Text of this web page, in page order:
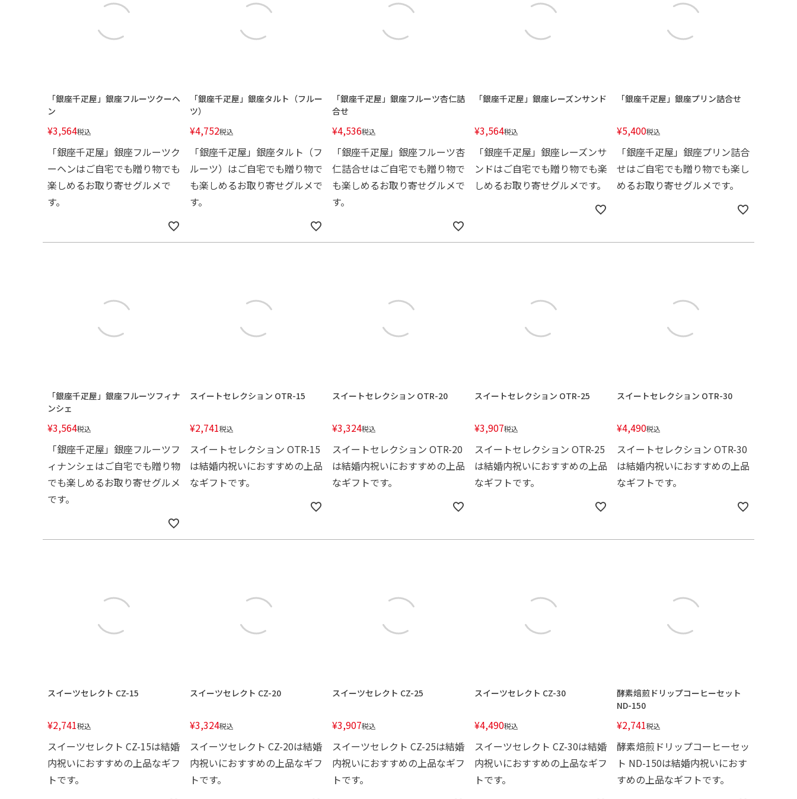
「銀座千疋屋」銀座フルーツクーヘ
ン
¥3,564税込
「銀座千疋屋」銀座フルーツク
ーヘンはご自宅でも贈り物でも
楽しめるお取り寄せグルメで
す。
「銀座千疋屋」銀座タルト（フルー
ツ）
¥4,752税込
「銀座千疋屋」銀座タルト（フ
ルーツ）はご自宅でも贈り物で
も楽しめるお取り寄せグルメで
す。
「銀座千疋屋」銀座フルーツ杏仁詰
合せ
¥4,536税込
「銀座千疋屋」銀座フルーツ杏
仁詰合せはご自宅でも贈り物で
も楽しめるお取り寄せグルメで
す。
「銀座千疋屋」銀座レーズンサンド
¥3,564税込
「銀座千疋屋」銀座レーズンサ
ンドはご自宅でも贈り物でも楽
しめるお取り寄せグルメです。
「銀座千疋屋」銀座プリン詰合せ
¥5,400税込
「銀座千疋屋」銀座プリン詰合
せはご自宅でも贈り物でも楽し
めるお取り寄せグルメです。
「銀座千疋屋」銀座フルーツフィナ
ンシェ
¥3,564税込
「銀座千疋屋」銀座フルーツフ
ィナンシェはご自宅でも贈り物
でも楽しめるお取り寄せグルメ
です。
スイートセレクション OTR-15
¥2,741税込
スイートセレクション OTR-15
は結婚内祝いにおすすめの上品
なギフトです。
スイートセレクション OTR-20
¥3,324税込
スイートセレクション OTR-20
は結婚内祝いにおすすめの上品
なギフトです。
スイートセレクション OTR-25
¥3,907税込
スイートセレクション OTR-25
は結婚内祝いにおすすめの上品
なギフトです。
スイートセレクション OTR-30
¥4,490税込
スイートセレクション OTR-30
は結婚内祝いにおすすめの上品
なギフトです。
スイーツセレクト CZ-15
¥2,741税込
スイーツセレクト CZ-15は結婚
内祝いにおすすめの上品なギフ
トです。
スイーツセレクト CZ-20
¥3,324税込
スイーツセレクト CZ-20は結婚
内祝いにおすすめの上品なギフ
トです。
スイーツセレクト CZ-25
¥3,907税込
スイーツセレクト CZ-25は結婚
内祝いにおすすめの上品なギフ
トです。
スイーツセレクト CZ-30
¥4,490税込
スイーツセレクト CZ-30は結婚
内祝いにおすすめの上品なギフ
トです。
酵素焙煎ドリップコーヒーセット
ND-150
¥2,741税込
酵素焙煎ドリップコーヒーセッ
ト ND-150は結婚内祝いにおす
すめの上品なギフトです。